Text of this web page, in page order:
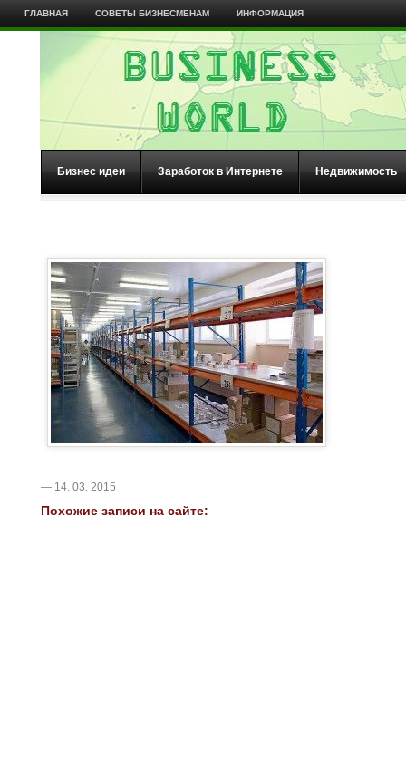
ГЛАВНАЯ СОВЕТЫ БИЗНЕСМЕНАМ ИНФОРМАЦИЯ
Бизнес идеи Заработок в Интернете Недвижимость
— 14. 03. 2015
Похожие записи на сайте: